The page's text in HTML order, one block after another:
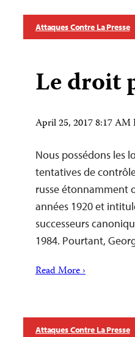
Attaques Contre La Presse
Le droit
April 25, 2017 8:17 AM
Nous possédons les
tentatives de
russe étonnamment
années 1920 et
successeurs
1984. Pourtant,
Read More ›
Attaques Contre La Presse